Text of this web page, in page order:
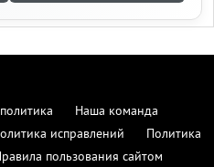
Наша команда
исправлений
Политика
пользования сайтом